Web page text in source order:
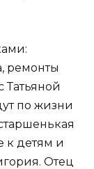
ремонты
Татьяной
по жизни
к детям и
Отец